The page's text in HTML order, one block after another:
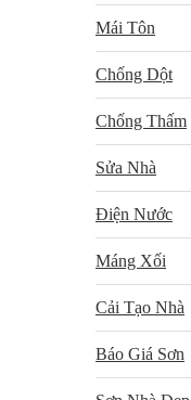
Mái Tôn
Chống Dột
Chống Thấm
Sửa Nhà
Điện Nước
Máng Xối
Cải Tạo Nhà
Báo Giá Sơn